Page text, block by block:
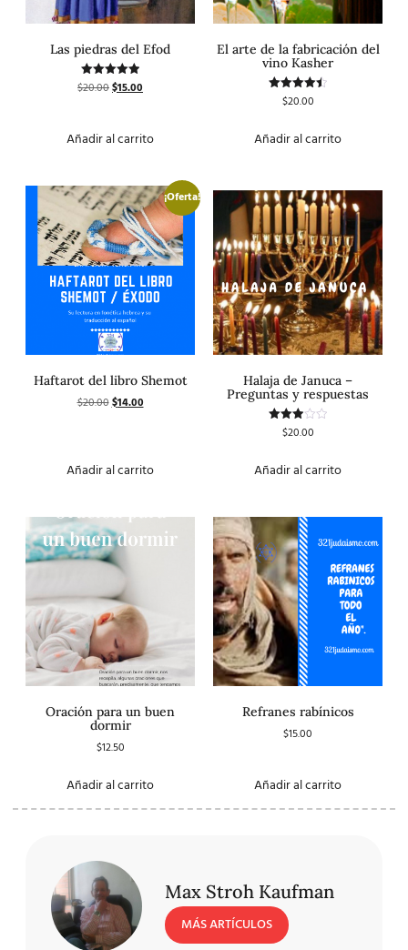
Las piedras del Efod
Valorado
con
$20.00$15.00
Añadir al carrito
El arte de la fabricación del
vino Kasher
Valorado
$20.00
Añadir al carrito
¡Oferta!
Haftarot del libro Shemot
$20.00$14.00
Añadir al carrito
Halaja de Januca –
Preguntas y respuestas
Valorado
con
$20.00
Añadir al carrito
Oración para un buen
dormir
$12.50
Añadir al carrito
Refranes rabínicos
$15.00
Añadir al carrito
Max Stroh Kaufman
MÁS ARTÍCULOS